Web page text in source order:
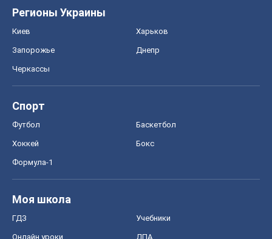
Регионы Украины
Киев Харьков
Запорожье Днепр
Черкассы
Спорт
Футбол Баскетбол
Хоккей Бокс
Формула-1
Моя школа
ГДЗ Учебники
Онлайн уроки ДПА